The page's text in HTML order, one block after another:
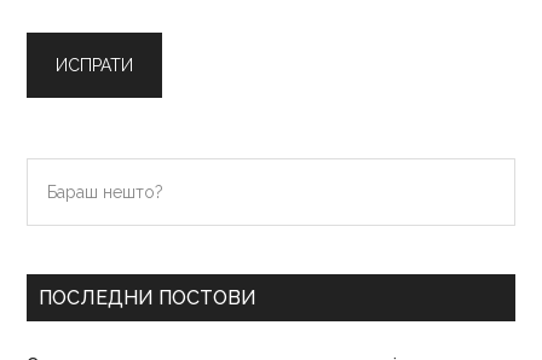
Primary
Sidebar
нешто?
ПОСЛЕДНИ ПОСТОВИ